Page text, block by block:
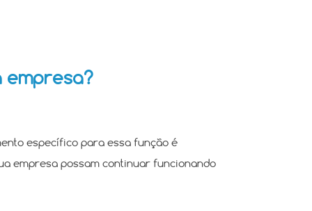
empresa?
específico para essa função é
empresa possam continuar funcionando